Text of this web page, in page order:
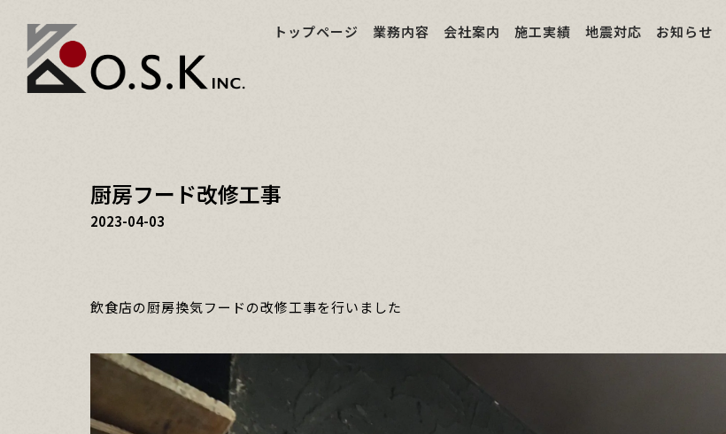
トップページ 業務内容 会社案内 施工実績 地震対応 お知らせ
厨房フード改修工事
2023-04-03
飲食店の厨房換気フードの改修工事を行いました